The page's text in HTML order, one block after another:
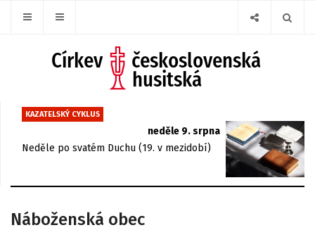
KAZATELSKÝ CYKLUS
neděle 9. srpna
Neděle po svatém Duchu (19. v mezidobí)
Náboženská obec